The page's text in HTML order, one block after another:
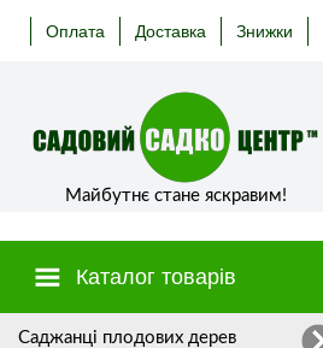
Оплата Доставка Знижки
Майбутнє стане яскравим!
Каталог товарів
Cаджанці плодових дерев